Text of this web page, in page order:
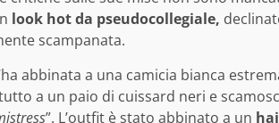
look hot da pseudocollegiale,
scampanata.
abbinata a una camicia bianca
a un paio di cuissard neri e
”. L’outfit è stato abbinato a un